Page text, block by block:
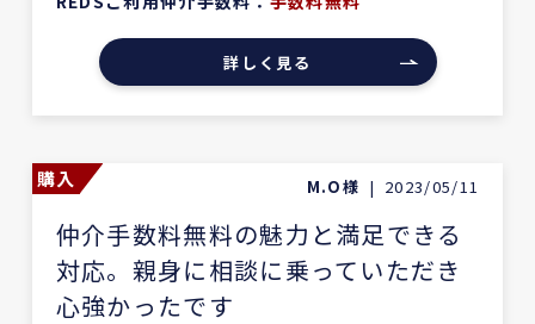
詳しく見る
購入 M.O様 | 2023/05/11
仲介手数料無料の魅力と満足できる
対応。親身に相談に乗っていただき
心強かったです